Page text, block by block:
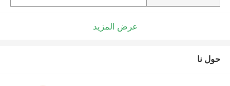
عرض المزيد
حول نا